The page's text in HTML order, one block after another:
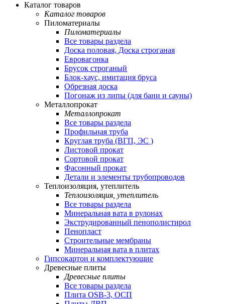
Каталог товаров
Каталог товаров
Пиломатериалы
Пиломатериалы
Все товары раздела
Доска половая, Доска строганая
Евровагонка
Брусок строганый
Блок-хаус, имитация бруса
Обрезная доска
Погонаж из липы (для бани и сауны)
Металлопрокат
Металлопрокат
Все товары раздела
Профильная труба
Круглая труба (ВГП, ЭС )
Листовой прокат
Сортовой прокат
Фасонный прокат
Детали и элементы трубопроводов
Теплоизоляция, утеплитель
Теплоизоляция, утеплитель
Все товары раздела
Минеральная вата в рулонах
Экструдированный пенополистирол
Пенопласт
Строительные мембраны
Минеральная вата в плитах
Гипсокартон и комплектующие
Древесные плиты
Древесные плиты
Все товары раздела
Плита OSB-3, ОСП